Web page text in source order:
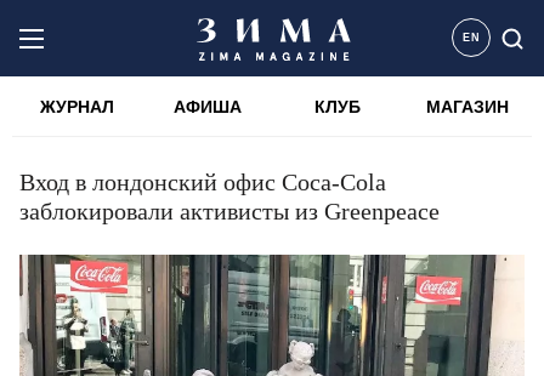
EN
ЖУРНАЛ АФИША КЛУБ МАГАЗИН
Вход в лондонский офис Coca-Cola
заблокировали активисты из Greenpeace